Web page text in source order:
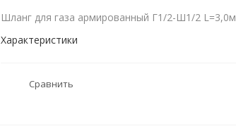
Шланг для газа армированный Г1/2-Ш1/2 L=3,0м
Характеристики
Сравнить